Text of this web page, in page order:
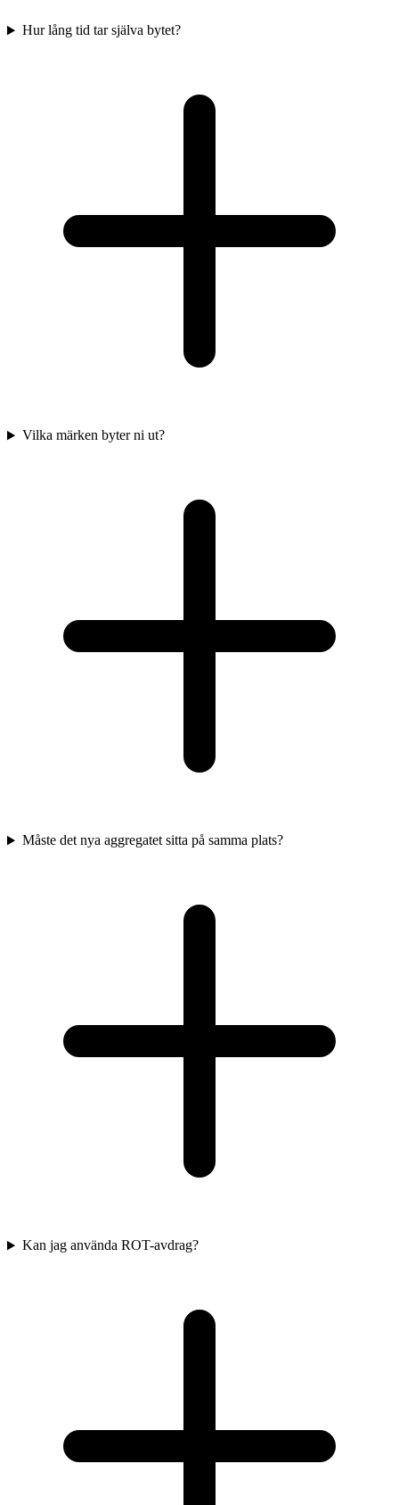
Hur lång tid tar själva bytet?
Vilka märken byter ni ut?
Måste det nya aggregatet sitta på samma plats?
Kan jag använda ROT-avdrag?